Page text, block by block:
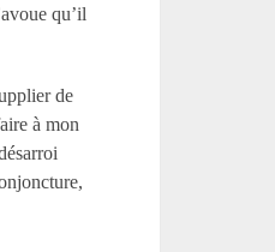
qu’il
de
à mon